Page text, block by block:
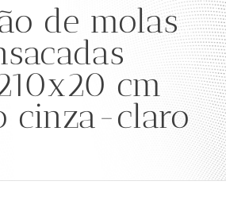
de molas
cm
cinza-claro